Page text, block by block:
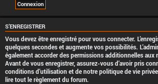
S’ENREGISTRER
Vous devez être enregistré pour vous connecter.
quelques secondes et augmente vos possibilités.
également accorder des permissions additionnelles aux
Avant de vous enregistrer, assurez-vous d’avoir pris
conditions d’utilisation et de notre politique de vie
lire tout le règlement du forum.